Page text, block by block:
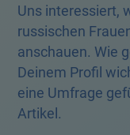
Uns interessiert,
russischen
anschauen. Wie
Deinem Profil
eine Umfrage
Artikel.